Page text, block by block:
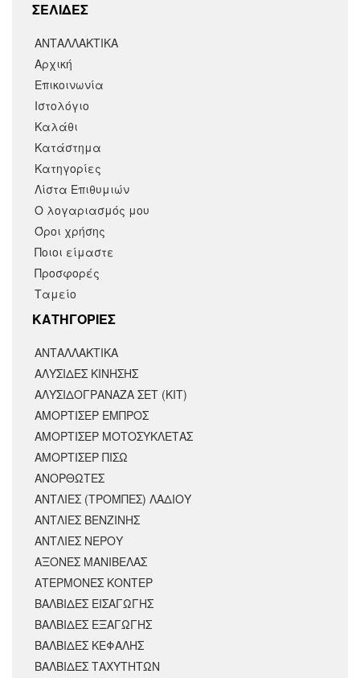
ΣΕΛΙΔΕΣ
ΑΝΤΑΛΛΑΚΤΙΚΑ
Αρχική
Επικοινωνία
Ιστολόγιο
Καλάθι
Κατάστημα
Κατηγορίες
Λίστα Επιθυμιών
Ο λογαριασμός μου
Όροι χρήσης
Ποιοι είμαστε
Προσφορές
Ταμείο
KΑΤΗΓΟΡΙΕΣ
ΑΝΤΑΛΛΑΚΤΙΚΆ
ΑΛΥΣΙΔΕΣ ΚΙΝΗΣΗΣ
ΑΛΥΣΙΔΟΓΡΑΝΑΖΑ ΣΕΤ (ΚΙΤ)
ΑΜΟΡΤΙΣΕΡ ΕΜΠΡΟΣ
ΑΜΟΡΤΙΣΈΡ ΜΟΤΟΣΥΚΛΈΤΑΣ
ΑΜΟΡΤΙΣΕΡ ΠΙΣΩ
ΑΝΟΡΘΩΤΕΣ
ΑΝΤΛΙΕΣ (ΤΡΟΜΠΕΣ) ΛΑΔΙΟΥ
ΑΝΤΛΙΕΣ ΒΕΝΖΙΝΗΣ
ΑΝΤΛΙΕΣ ΝΕΡΟΥ
ΑΞΟΝΕΣ ΜΑΝΙΒΕΛΑΣ
ΑΤΕΡΜΟΝΕΣ ΚΟΝΤΕΡ
ΒΑΛΒΙΔΕΣ ΕΙΣΑΓΩΓΗΣ
ΒΑΛΒΙΔΕΣ ΕΞΑΓΩΓΗΣ
ΒΑΛΒΙΔΕΣ ΚΕΦΑΛΗΣ
ΒΑΛΒΙΔΕΣ ΤΑΧΥΤΗΤΩΝ